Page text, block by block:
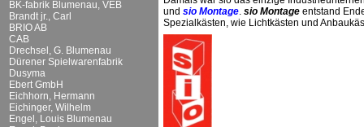
BK-fabrik Blumenau, VEB
Brandt jr., Carl
BRIO AB
CAB
Drechsel, G. Blumenau
Dürener Spielwarenfabrik
Dusyma
Ebert GmbH
Eichhorn, Hermann
Eichinger, Wilhelm
Engel, Louis Blumenau
und sio Montage. sio Montage entstand
Spezialkästen, wie Lichtkästen und